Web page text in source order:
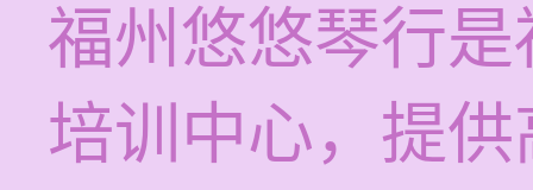
福州悠悠琴行
培训中心，提